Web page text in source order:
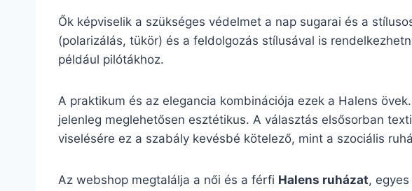
Ők képviselik a szükséges védelmet a nap sugarai és a
(polarizálás, tükör) és a feldolgozás stílusával is
például pilótákhoz.
A praktikum és az elegancia kombinációja ezek a Halens
jelenleg meglehetősen esztétikus. A választás elsősorban
viselésére ez a szabály kevésbé kötelező, mint a szociális
Az webshop megtalálja a női és a férfi Halens ruházat,